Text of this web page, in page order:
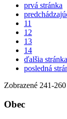
prvá stránka
11
12
13
14
ďalšia stránka
posledná
Zobrazené 241-260
Obec